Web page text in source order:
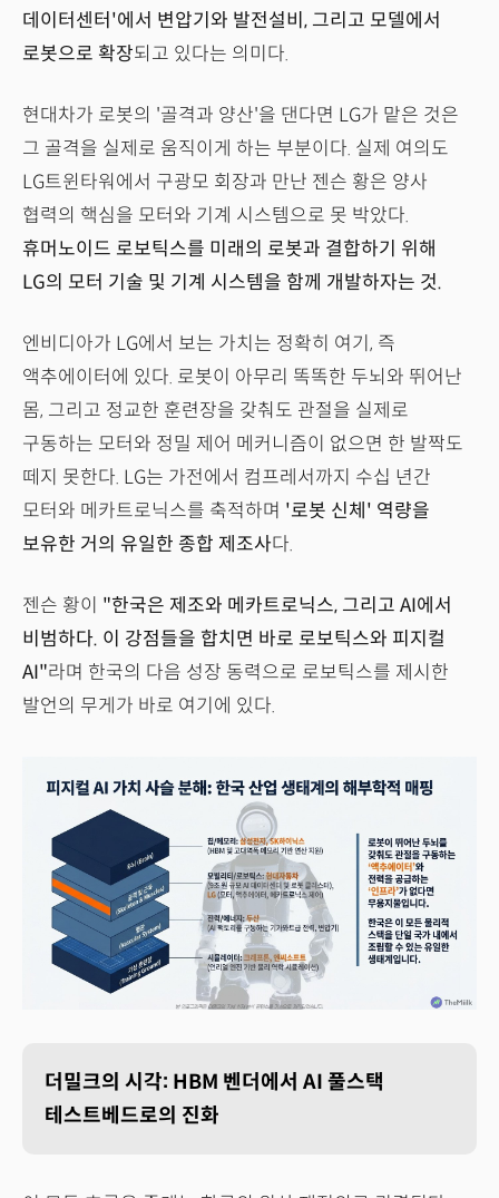
데이터센터'에서 변압기와 발전설비, 그리고 모델에서
로봇으로 확장되고 있다는 의미다.
현대차가 로봇의 '골격과 양산'을 댄다면 LG가 맡은 것은
그 골격을 실제로 움직이게 하는 부분이다. 실제 여의도
LG트윈타워에서 구광모 회장과 만난 젠슨 황은 양사
협력의 핵심을 모터와 기계 시스템으로 못 박았다.
휴머노이드 로보틱스를 미래의 로봇과 결합하기 위해
LG의 모터 기술 및 기계 시스템을 함께 개발하자는 것.
엔비디아가 LG에서 보는 가치는 정확히 여기, 즉
액추에이터에 있다. 로봇이 아무리 똑똑한 두뇌와 뛰어난
몸, 그리고 정교한 훈련장을 갖춰도 관절을 실제로
구동하는 모터와 정밀 제어 메커니즘이 없으면 한 발짝도
떼지 못한다. LG는 가전에서 컴프레서까지 수십 년간
모터와 메카트로닉스를 축적하며 '로봇 신체' 역량을
보유한 거의 유일한 종합 제조사다.
젠슨 황이 "한국은 제조와 메카트로닉스, 그리고 AI에서
비범하다. 이 강점들을 합치면 바로 로보틱스와 피지컬
AI"라며 한국의 다음 성장 동력으로 로보틱스를 제시한
발언의 무게가 바로 여기에 있다.
더밀크의 시각: HBM 벤더에서 AI 풀스택
테스트베드로의 진화